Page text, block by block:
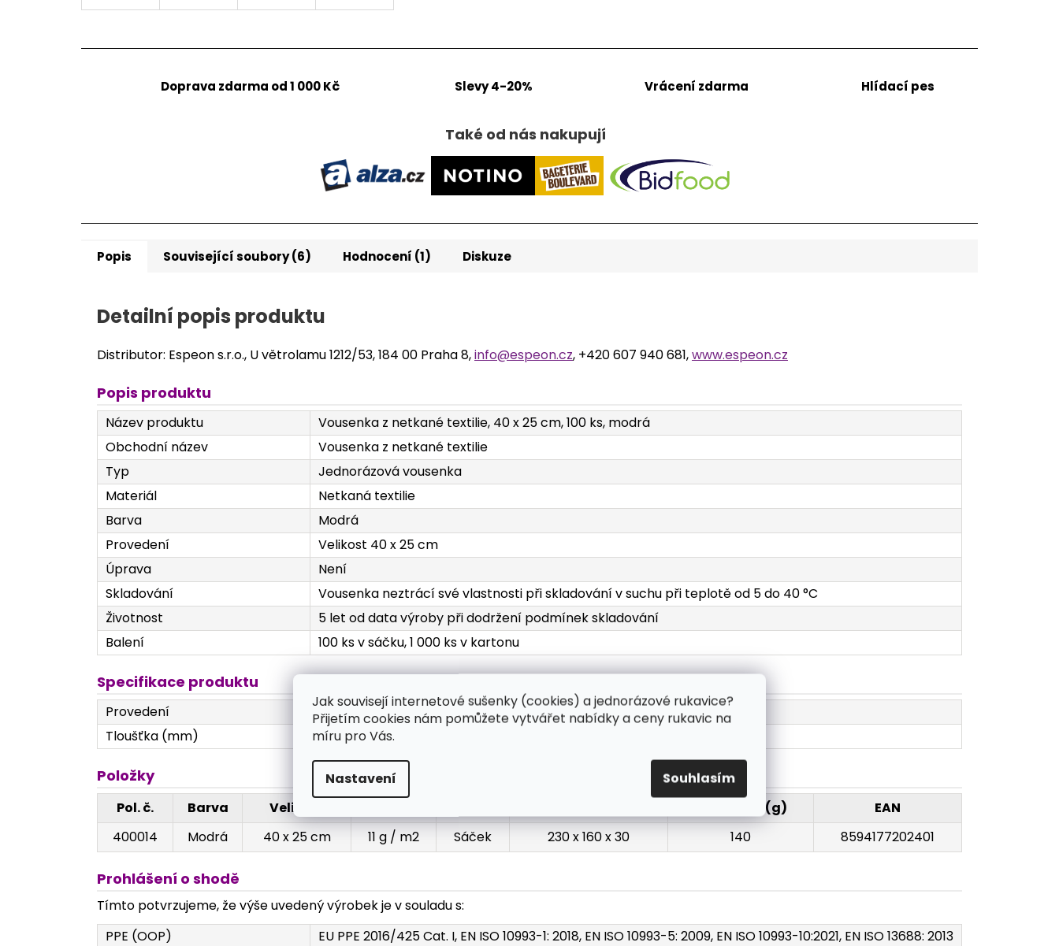
Jak souvisejí internetové sušenky (cookies) a jednorázové rukavice?
Přijetím cookies nám pomůžete vytvářet nabídky a ceny rukavic na
míru pro Vás.
Nastavení Souhlasím
Doprava zdarma od 1 000 Kč Slevy 4-20% Vrácení zdarma Hlídací pes
Také od nás nakupují
Popis Související soubory (6) Hodnocení (1) Diskuze
Detailní popis produktu
Distributor: Espeon s.r.o., U větrolamu 1212/53, 184 00 Praha 8,info@espeon.cz, +420 607 940 681,www.espeon.cz
Popis produktu
Název produktu
Vousenka z netkané textilie, 40 x 25 cm, 100 ks, modrá
Obchodní název
Vousenka z netkané textilie
Typ
Jednorázová vousenka
Materiál
Netkaná textilie
Barva
Modrá
Provedení
Velikost 40 x 25 cm
Úprava
Není
Skladování
Vousenka neztrácí své vlastnosti při skladování v suchu při teplotě od 5 do 40 °C
Životnost
5 let od data výroby při dodržení podmínek skladování
Balení
100 ks v sáčku, 1 000 ks v kartonu
Specifikace produktu
Provedení
Velikost 40 x 25 cm
Tloušťka (mm)
Textilie: 11 g / m2
Položky
Pol. č. Barva Velikost Hmotnost (g)
EAN
400014
Modrá 40 x 25 cm 11 g / m2 Sáček 230 x 160 x 30 140 8594177202401
Prohlášení o shodě
Tímto potvrzujeme, že výše uvedený výrobek je v souladu s:
PPE (OOP)
EU PPE 2016/425 Cat. I, EN ISO 10993-1: 2018, EN ISO 10993-5: 2009, EN ISO 10993-10:2021, EN ISO 13688: 2013